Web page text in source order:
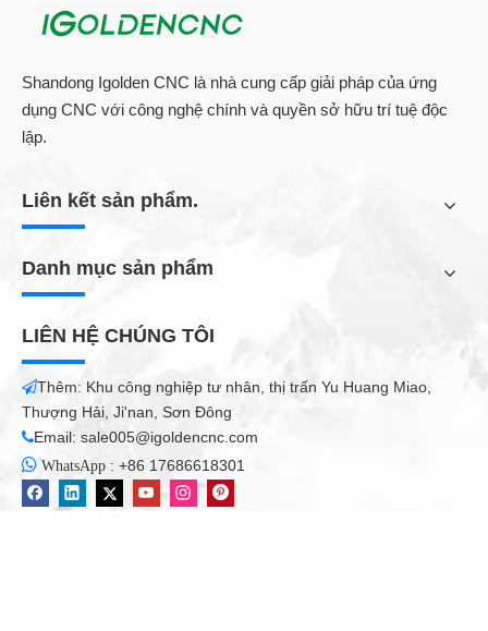
Bộ định tuyến CNC ATC
Máy CNC ATC với thiết bị quay và thay dao tự động này có
đường kính tối đa ở thiết bị quay là 200 mm. Điều này là lý
tưởng để tạo các cột và lan can mới. Điều quan trọng là nó có
thể được sao chép ngay lập tức và chính xác. Máy khắc CNC đa
Shandong Igolden CNC là nhà cung cấp giải pháp của ứng
dụng CNC với công nghệ chính và quyền sở hữu trí tuệ độc
lập.
Liên kết sản phẩm.
Danh mục sản phẩm
LIÊN HỆ CHÚNG TÔI
Thêm: Khu công nghiệp tư nhân, thị trấn Yu Huang Miao,
Thượng Hải, Ji'nan, Sơn Đông
Email: sale005@igoldencnc.com
 WhatsApp : +86 17686618301